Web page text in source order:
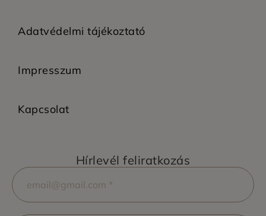
Adatvédelmi tájékoztató
Impresszum
Kapcsolat
Hírlevél feliratkozás